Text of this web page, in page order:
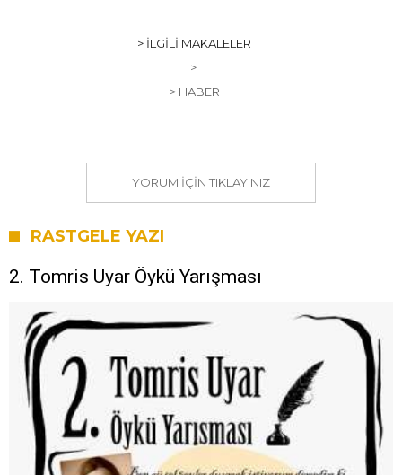
> İLGILI MAKALELER
>
> HABER
YORUM IÇIN TIKLAYINIZ
RASTGELE YAZI
2. Tomris Uyar Öykü Yarışması